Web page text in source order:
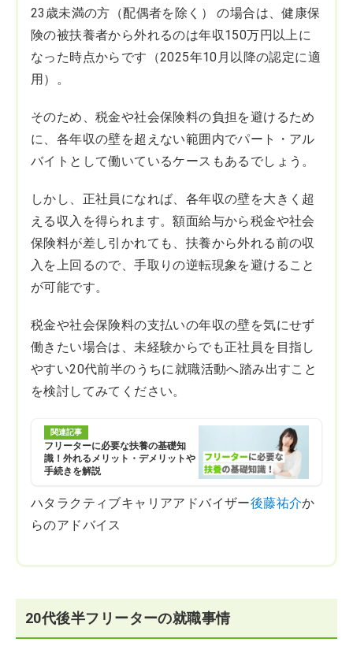
23歳未満の方（配偶者を除く） の場合は、健康保
険の被扶養者から外れるのは年収150万円以上に
なった時点からです（2025年10月以降の認定に適
用）。
そのため、税金や社会保険料の負担を避けるため
に、各年収の壁を超えない範囲内でパート・アル
バイトとして働いているケースもあるでしょう。
しかし、正社員になれば、各年収の壁を大きく超
える収入を得られます。額面給与から税金や社会
保険料が差し引かれても、扶養から外れる前の収
入を上回るので、手取りの逆転現象を避けること
が可能です。
税金や社会保険料の支払いの年収の壁を気にせず
働きたい場合は、未経験からでも正社員を目指し
やすい20代前半のうちに就職活動へ踏み出すこと
を検討してみてください。
関連記事
フリーターに必要な扶養の基礎知
識！外れるメリット・デメリットや
手続きを解説
ハタラクティブキャリアアドバイザー後藤祐介か
らのアドバイス
20代後半フリーターの就職事情